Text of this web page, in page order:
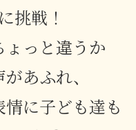
挑戦！
ょっと違うか
あふれ、
に子ども達も